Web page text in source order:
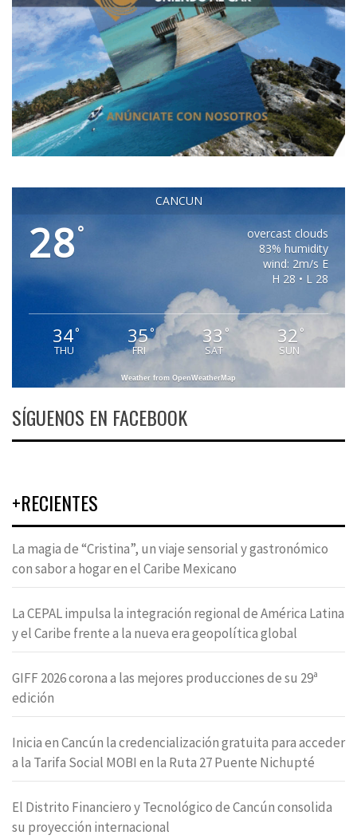
CANCUN
28°
overcast clouds
83% humidity
wind: 2m/s E
H 28 • L 28
34°
THU
35°
FRI
33 °
SAT
32 °
SUN
Weather from OpenWeatherMap
SÍGUENOS EN FACEBOOK
+RECIENTES
La magia de “Cristina”, un viaje sensorial y gastronómico
con sabor a hogar en el Caribe Mexicano
La CEPAL impulsa la integración regional de América Latina
y el Caribe frente a la nueva era geopolítica global
GIFF 2026 corona a las mejores producciones de su 29ª
edición
Inicia en Cancún la credencialización gratuita para acceder
a la Tarifa Social MOBI en la Ruta 27 Puente Nichupté
El Distrito Financiero y Tecnológico de Cancún consolida
su proyección internacional